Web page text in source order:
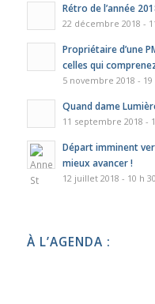
Rétro de l’année
22 décembre 2018 -
Propriétaire d’une
celles qui
5 novembre 2018 -
Quand dame
11 septembre 2018 -
Départ imminent
mieux avancer !
12 juillet 2018 - 10 h
À L’AGENDA :